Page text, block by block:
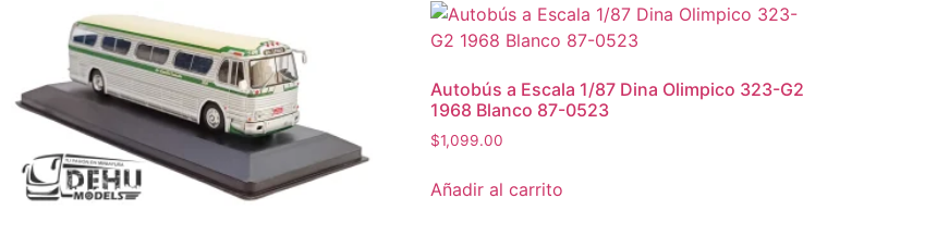
Autobús a Escala 1/87 Dina Olimpico 323-G2
1968 Blanco 87-0523
$1,099.00
Añadir al carrito